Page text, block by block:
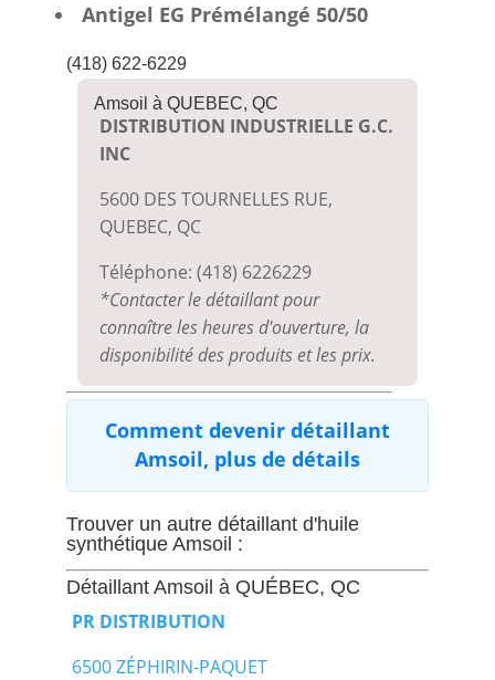
Antigel EG Prémélangé 50/50
(418) 622-6229
Amsoil à QUEBEC, QC
DISTRIBUTION INDUSTRIELLE G.C.
INC
5600 DES TOURNELLES RUE,
QUEBEC, QC
Téléphone: (418) 6226229
*Contacter le détaillant pour
connaître les heures d'ouverture, la
disponibilité des produits et les prix.
Comment devenir détaillant
Amsoil, plus de détails
Trouver un autre détaillant d'huile
synthétique Amsoil :
Détaillant Amsoil à QUÉBEC, QC
PR DISTRIBUTION
6500 ZÉPHIRIN-PAQUET